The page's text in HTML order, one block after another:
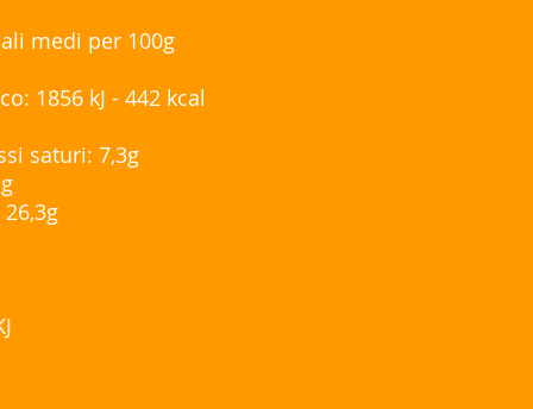
medi per 100g
1856 kJ - 442 kcal
saturi: 7,3g